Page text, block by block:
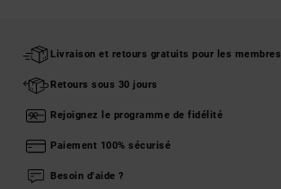
Livraison et retours gratuits pour les membres
Retours sous 30 jours
Rejoignez le programme de fidélité
Paiement 100% sécurisé
Besoin d'aide ?